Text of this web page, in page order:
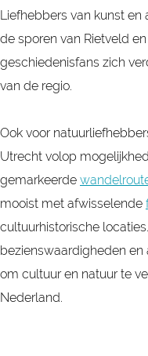
Liefhebbers van kunst
de sporen van Rietveld
geschiedenisfans zich
van de regio.
Ook voor
Utrecht volop
gemarkeerde
mooist met afwisselende
cultuurhistorische
bezienswaardigheden en
om cultuur en natuur te
Nederland.